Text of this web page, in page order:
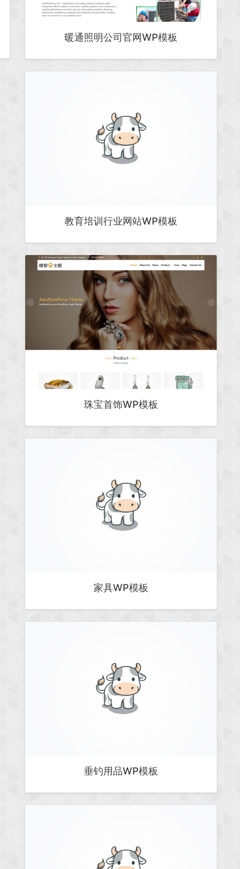
暖通照明公司官网WP模板
教育培训行业网站WP模板
珠宝首饰WP模板
家具WP模板
垂钓用品WP模板